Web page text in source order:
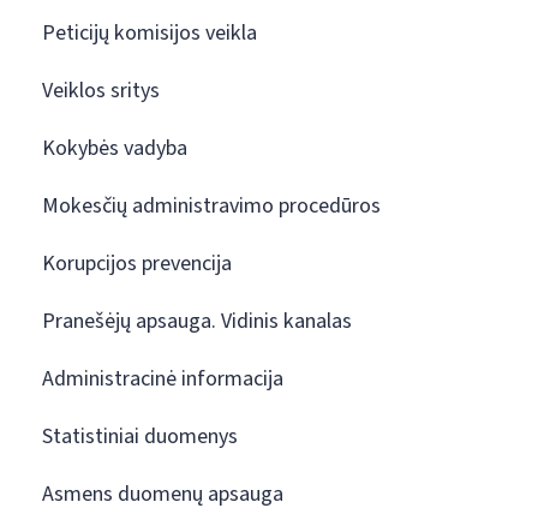
Peticijų komisijos veikla
Veiklos sritys
Kokybės vadyba
Mokesčių administravimo procedūros
Korupcijos prevencija
Pranešėjų apsauga. Vidinis kanalas
Administracinė informacija
Statistiniai duomenys
Asmens duomenų apsauga